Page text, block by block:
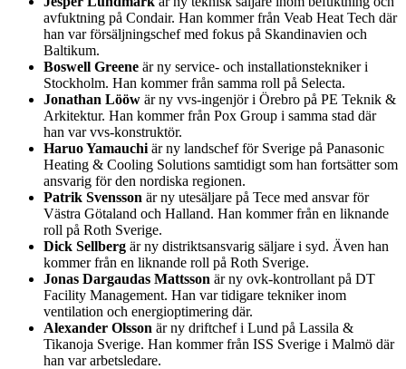
avfuktning på Condair. Han kommer från Veab Heat Tech där
han var försäljningschef med fokus på Skandinavien och
Baltikum.
Boswell Greene är ny service- och installationstekniker i
Stockholm. Han kommer från samma roll på Selecta.
Jonathan Lööw är ny vvs-ingenjör i Örebro på PE Teknik &
Arkitektur. Han kommer från Pox Group i samma stad där
han var vvs-konstruktör.
Haruo Yamauchi är ny landschef för Sverige på Panasonic
Heating & Cooling Solutions samtidigt som han fortsätter som
ansvarig för den nordiska regionen.
Patrik Svensson är ny utesäljare på Tece med ansvar för
Västra Götaland och Halland. Han kommer från en liknande
roll på Roth Sverige.
Dick Sellberg är ny distriktsansvarig säljare i syd. Även han
kommer från en liknande roll på Roth Sverige.
Jonas Dargaudas Mattsson är ny ovk-kontrollant på DT
Facility Management. Han var tidigare tekniker inom
ventilation och energioptimering där.
Alexander Olsson är ny driftchef i Lund på Lassila &
Tikanoja Sverige. Han kommer från ISS Sverige i Malmö där
han var arbetsledare.